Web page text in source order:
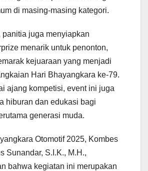
di masing-masing kategori.
panitia juga menyiapkan
menarik untuk penonton,
kejuaraan yang menjadi
Hari Bhayangkara ke-79.
ajang kompetisi, event ini juga
hiburan dan edukasi bagi
generasi muda.
Otomotif 2025, Kombes
Sunandar, S.I.K., M.H.,
bahwa kegiatan ini merupakan